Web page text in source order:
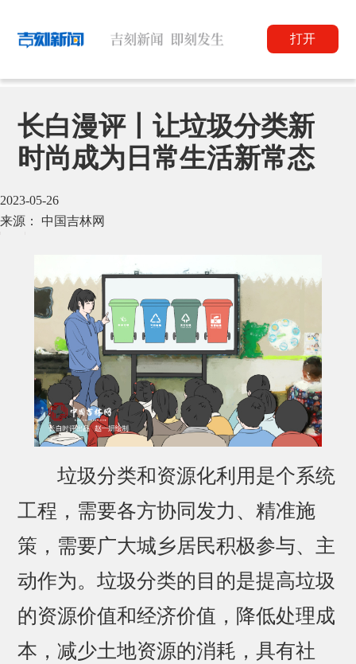
打开
长白漫评丨让垃圾分类新
时尚成为日常生活新常态
2023-05-26
来源： 中国吉林网
垃圾分类和资源化利用是个系统
工程，需要各方协同发力、精准施
策，需要广大城乡居民积极参与、主
动作为。垃圾分类的目的是提高垃圾
的资源价值和经济价值，降低处理成
本，减少土地资源的消耗，具有社